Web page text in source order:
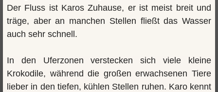
Der Fluss ist Karos Zuhause, er ist meist breit und
träge, aber an manchen Stellen fließt das Wasser
auch sehr schnell.
In den Uferzonen verstecken sich viele kleine
Krokodile, während die großen erwachsenen Tiere
lieber in den tiefen, kühlen Stellen ruhen. Karo kennt